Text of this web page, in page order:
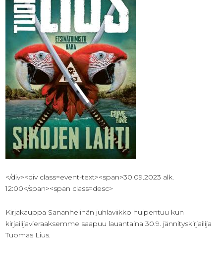
</div><div class=event-text><span>30.09.2023 alk.
12:00</span><span class=desc>
Kirjakauppa Sananhelinän juhlaviikko huipentuu kun
kirjailijavieraaksemme saapuu lauantaina 30.9. jännityskirjailija
Tuomas Lius.